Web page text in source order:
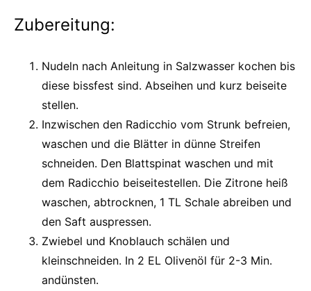
Zubereitung:
Nudeln nach Anleitung in Salzwasser kochen bis
diese bissfest sind. Abseihen und kurz beiseite
stellen.
Inzwischen den Radicchio vom Strunk befreien,
waschen und die Blätter in dünne Streifen
schneiden. Den Blattspinat waschen und mit
dem Radicchio beiseitestellen. Die Zitrone heiß
waschen, abtrocknen, 1 TL Schale abreiben und
den Saft auspressen.
Zwiebel und Knoblauch schälen und
kleinschneiden. In 2 EL Olivenöl für 2-3 Min.
andünsten.